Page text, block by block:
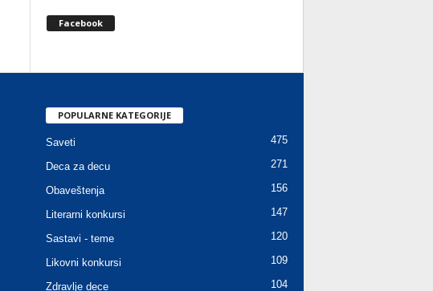
Facebook
POPULARNE KATEGORIJE
Saveti 475
Deca za decu 271
Obaveštenja 156
Literarni konkursi 147
Sastavi - teme 120
Likovni konkursi 109
Zdravlje dece 104